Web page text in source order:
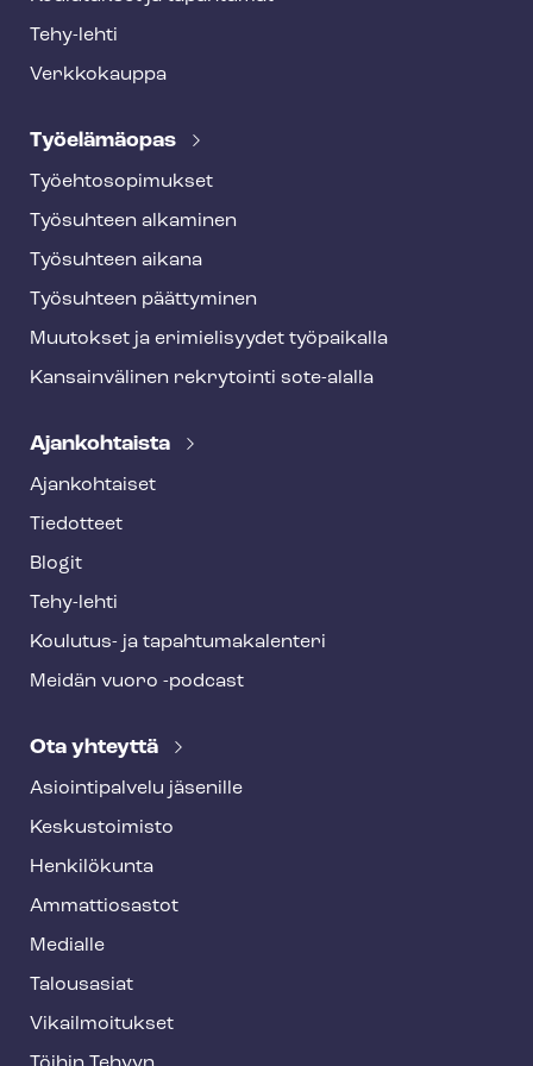
Tehy-lehti
Verkkokauppa
Työelämäopas
Työ­eh­to­so­pi­muk­set
Työsuhteen alkaminen
Työsuhteen aikana
Työsuhteen päättyminen
Muutokset ja erimielisyydet työpaikalla
Kansainvälinen rekrytointi sote-alalla
Ajankohtaista
Ajankohtaiset
Tiedotteet
Blogit
Tehy-lehti
Koulutus- ja ta­pah­tu­ma­ka­len­te­ri
Meidän vuoro -podcast
Ota yhteyttä
Asioin­ti­pal­ve­lu jäsenille
Keskustoimisto
Henkilökunta
Ammattiosastot
Medialle
Talousasiat
Vi­kail­moi­tuk­set